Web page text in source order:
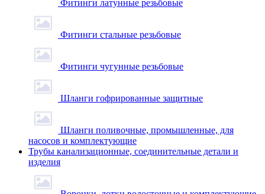
Фитинги латунные резьбовые
Фитинги стальные резьбовые
Фитинги чугунные резьбовые
Шланги гофрированные защитные
Шланги поливочные, промышленные, для
насосов и комплектующие
Трубы канализационные, соединительные детали и
изделия